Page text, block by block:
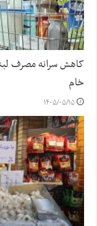
کاهش سرانه مصرف
خام
۱۴۰۵/۰۵/۱۵